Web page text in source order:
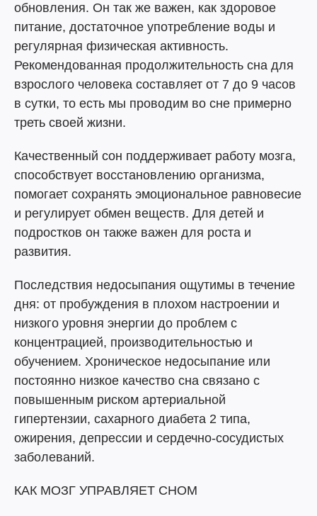
обновления. Он так же важен, как здоровое
питание, достаточное употребление воды и
регулярная физическая активность.
Рекомендованная продолжительность сна для
взрослого человека составляет от 7 до 9 часов
в сутки, то есть мы проводим во сне примерно
треть своей жизни.
Качественный сон поддерживает работу мозга,
способствует восстановлению организма,
помогает сохранять эмоциональное равновесие
и регулирует обмен веществ. Для детей и
подростков он также важен для роста и
развития.
Последствия недосыпания ощутимы в течение
дня: от пробуждения в плохом настроении и
низкого уровня энергии до проблем с
концентрацией, производительностью и
обучением. Хроническое недосыпание или
постоянно низкое качество сна связано с
повышенным риском артериальной
гипертензии, сахарного диабета 2 типа,
ожирения, депрессии и сердечно-сосудистых
заболеваний.
КАК МОЗГ УПРАВЛЯЕТ СНОМ